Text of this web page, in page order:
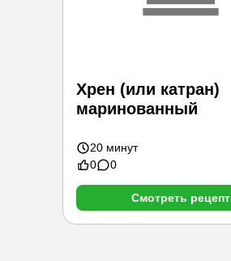
Хрен (или катран)
маринованный
20 минут
0
0
Смотреть рецепт